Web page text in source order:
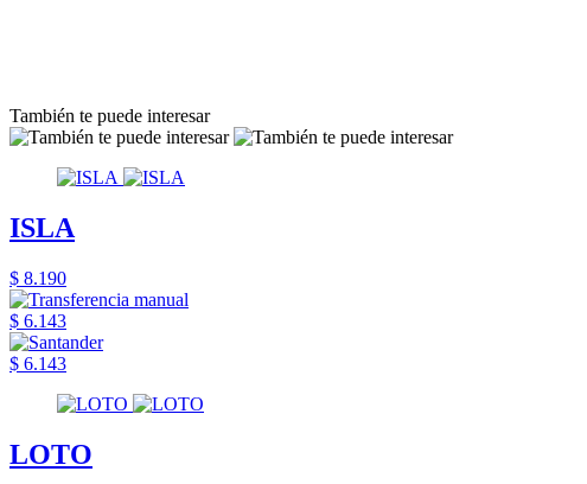
También te puede interesar
ISLA
$ 8.190
$ 6.143
$ 6.143
LOTO